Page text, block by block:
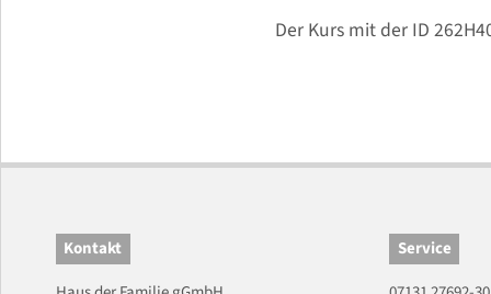
Der Kurs mit der ID
Kontakt
Service